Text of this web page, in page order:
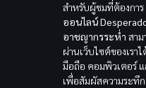
สำหรับผู้ชมที่ต้องการ
ออนไลน์
อาชญากรระห่ำ สาม
ผ่านเว็บไซต์ของเราไ
มือถือ คอมพิวเตอร์
เพื่อสัมผัสความระทึ